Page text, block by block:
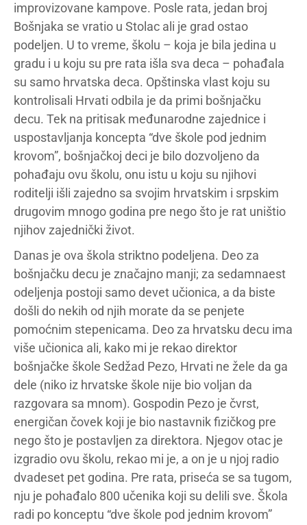
improvizovane kampove. Posle rata, jedan broj
Bošnjaka se vratio u Stolac ali je grad ostao
podeljen. U to vreme, školu – koja je bila jedina u
gradu i u koju su pre rata išla sva deca – pohađala
su samo hrvatska deca. Opštinska vlast koju su
kontrolisali Hrvati odbila je da primi bošnjačku
decu. Tek na pritisak međunarodne zajednice i
uspostavljanja koncepta “dve škole pod jednim
krovom”, bošnjačkoj deci je bilo dozvoljeno da
pohađaju ovu školu, onu istu u koju su njihovi
roditelji išli zajedno sa svojim hrvatskim i srpskim
drugovim mnogo godina pre nego što je rat uništio
njihov zajednički život.
Danas je ova škola striktno podeljena. Deo za
bošnjačku decu je značajno manji; za sedamnaest
odeljenja postoji samo devet učionica, a da biste
došli do nekih od njih morate da se penjete
pomoćnim stepenicama. Deo za hrvatsku decu ima
više učionica ali, kako mi je rekao direktor
bošnjačke škole Sedžad Pezo, Hrvati ne žele da ga
dele (niko iz hrvatske škole nije bio voljan da
razgovara sa mnom). Gospodin Pezo je čvrst,
energičan čovek koji je bio nastavnik fizičkog pre
nego što je postavljen za direktora. Njegov otac je
izgradio ovu školu, rekao mi je, a on je u njoj radio
dvadeset pet godina. Pre rata, priseća se sa tugom,
nju je pohađalo 800 učenika koji su delili sve. Škola
radi po konceptu “dve škole pod jednim krovom”